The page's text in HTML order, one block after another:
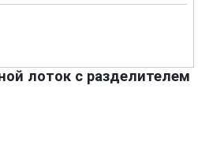
лоток с разделителем